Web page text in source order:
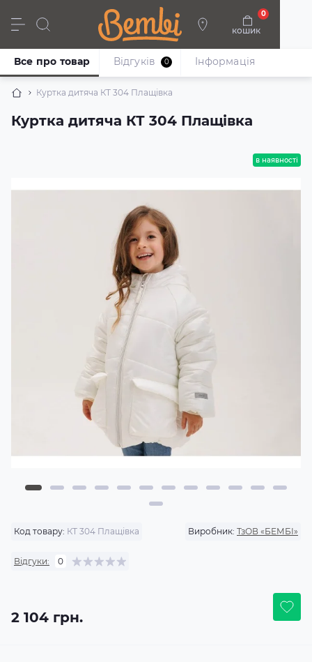
кошик
0
Дівчата Хлопці Немовлята Взуття
Куртка дитяча КТ 304 Плащівка
Куртка дитяча КТ 304 Плащівка
Все про товар Відгуків 0 Iнформація
в наявності
Код товару: КТ 304 Плащівка Виробник: ТзОВ «БЕМБІ»
Відгуки: 0
2 104 грн.